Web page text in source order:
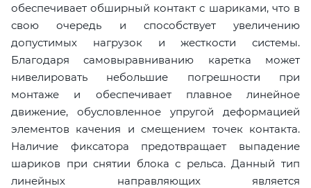
обеспечивает обширный контакт с шариками, что в
свою очередь и способствует увеличению
допустимых нагрузок и жесткости системы.
Благодаря самовыравниванию каретка может
нивелировать небольшие погрешности при
монтаже и обеспечивает плавное линейное
движение, обусловленное упругой деформацией
элементов качения и смещением точек контакта.
Наличие фиксатора предотвращает выпадение
шариков при снятии блока с рельса. Данный тип
линейных направляющих является